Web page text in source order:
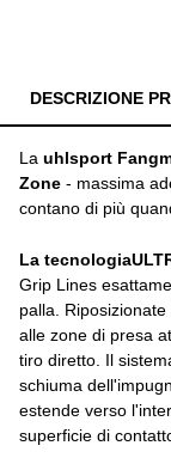
DESCRIZIONE
La uhlsport
Zone - massima
contano di più
La
Grip Lines
palla.
alle zone di presa
tiro diretto. Il
schiuma
estende verso
superficie di